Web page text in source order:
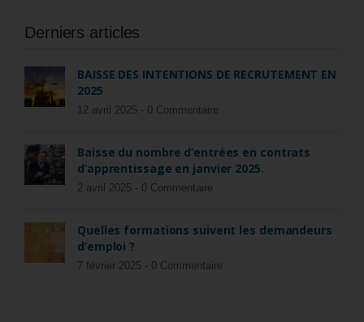
Derniers articles
BAISSE DES INTENTIONS DE RECRUTEMENT EN
2025
12 avril 2025 - 0 Commentaire
Baisse du nombre d’entrées en contrats
d’apprentissage en janvier 2025.
2 avril 2025 - 0 Commentaire
Quelles formations suivent les demandeurs
d’emploi ?
7 février 2025 - 0 Commentaire